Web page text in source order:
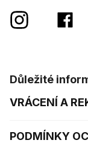
Důležité
VRÁCENÍ A
PODMÍNKY